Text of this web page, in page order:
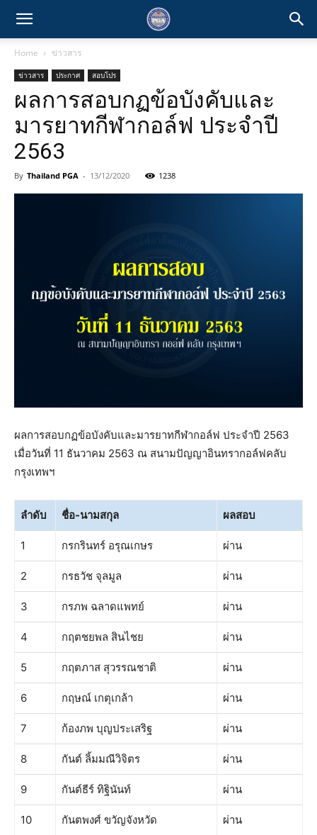
Home ข่าวสาร
ข่าวสาร ประกาศ สอบโปร
ผลการสอบกฏข้อบังคับและ
มารยาทกีฬากอล์ฟ ประจำปี
2563
By Thailand PGA - 13/12/2020 1238
ผลการสอบกฏข้อบังคับและมารยาทกีฬากอล์ฟ ประจำปี 2563
เมื่อวันที่ 11 ธันวาคม 2563 ณ สนามปัญญาอินทรากอล์ฟคลับ
กรุงเทพฯ
ลำดับ ชื่อ-นามสกุล ผลสอบ
1 กรกรินทร์ อรุณเกษร ผ่าน
2 กรธวัช จุลมูล ผ่าน
3 กรภพ ฉลาดแพทย์ ผ่าน
4 กฤตชยพล สินไชย ผ่าน
5 กฤตภาส สุวรรณชาติ ผ่าน
6 กฤษณ์ เกตุเกล้า ผ่าน
7 ก้องภพ บุญประเสริฐ ผ่าน
8 กันต์ ลิ้มมณีวิจิตร ผ่าน
9 กันต์ธีร์ ทิฐินันท์ ผ่าน
10 กันตพงศ์ ขวัญจังหวัด ผ่าน